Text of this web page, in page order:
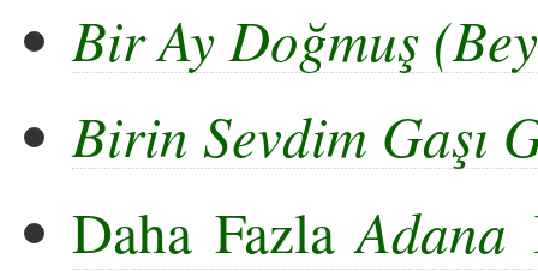
Bir Ay Doğmuş
Birin Sevdim Gaşı
Daha FazlaAdana